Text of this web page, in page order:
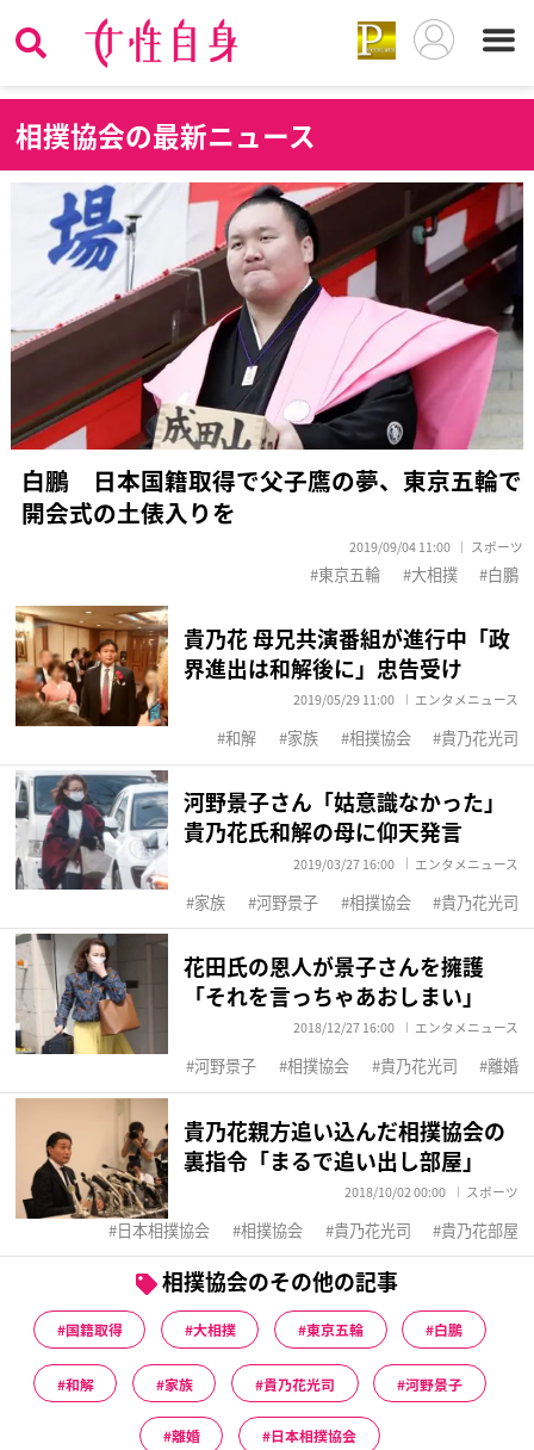
相撲協会の最新ニュース
白鵬 日本国籍取得で父子鷹の夢、東京五輪で
開会式の土俵入りを
2019/09/04 11:00 スポーツ
東京五輪 大相撲 白鵬
貴乃花 母兄共演番組が進行中「政
界進出は和解後に」忠告受け
2019/05/29 11:00 エンタメニュース
和解 家族 相撲協会 貴乃花光司
河野景子さん「姑意識なかった」
貴乃花氏和解の母に仰天発言
2019/03/27 16:00 エンタメニュース
家族 河野景子 相撲協会 貴乃花光司
花田氏の恩人が景子さんを擁護
「それを言っちゃあおしまい」
2018/12/27 16:00 エンタメニュース
河野景子 相撲協会 貴乃花光司 離婚
貴乃花親方追い込んだ相撲協会の
裏指令「まるで追い出し部屋」
2018/10/02 00:00 スポーツ
日本相撲協会 相撲協会 貴乃花光司 貴乃花部屋
相撲協会のその他の記事
国籍取得 大相撲 東京五輪 白鵬
和解 家族 貴乃花光司 河野景子
離婚 日本相撲協会